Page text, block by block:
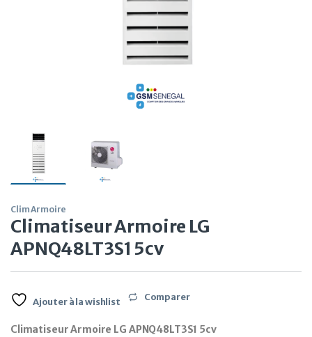
Clim Armoire
Climatiseur Armoire LG
APNQ48LT3S1 5cv
Ajouter à la wishlist Comparer
Climatiseur Armoire LG APNQ48LT3S1 5cv